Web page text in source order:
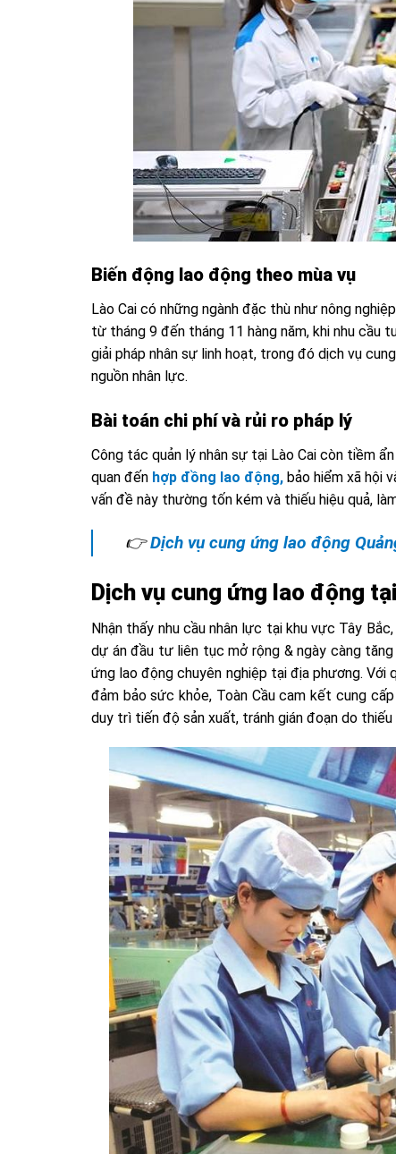
Biến động lao động theo mùa vụ
Lào Cai có những ngành đặc thù như nông
từ tháng 9 đến tháng 11 hàng năm, khi nhu cầu
giải pháp nhân sự linh hoạt, trong đó dịch vụ
nguồn nhân lực.
Bài toán chi phí và rủi ro pháp lý
Công tác quản lý nhân sự tại Lào Cai còn tiềm
quan đến hợp đồng lao động, bảo hiểm xã hội
vấn đề này thường tốn kém và thiếu hiệu quả,
👉 Dịch vụ cung ứng lao động
Dịch vụ cung ứng lao động
Nhận thấy nhu cầu nhân lực tại khu vực Tây
dự án đầu tư liên tục mở rộng & ngày càng
ứng lao động chuyên nghiệp tại địa phương.
đảm bảo sức khỏe, Toàn Cầu cam kết cung
duy trì tiến độ sản xuất, tránh gián đoạn do